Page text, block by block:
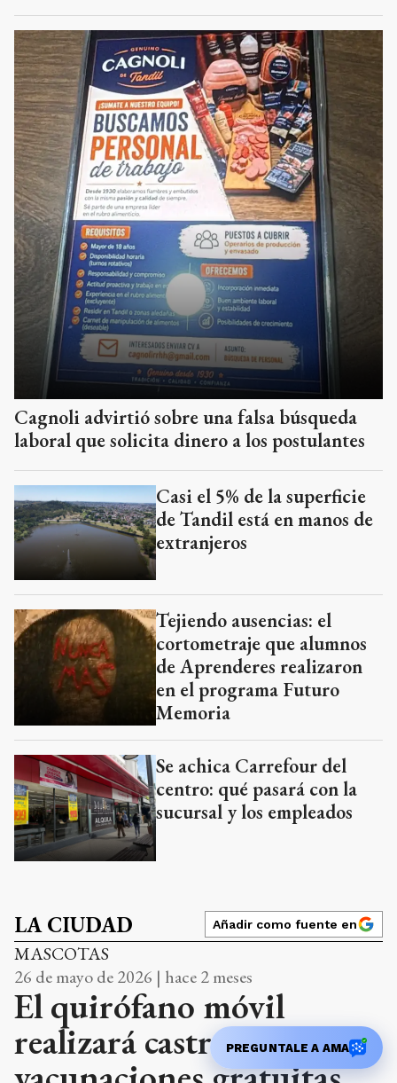
Cagnoli advirtió sobre una falsa búsqueda
laboral que solicita dinero a los postulantes
Casi el 5% de la superficie
de Tandil está en manos de
extranjeros
Tejiendo ausencias: el
cortometraje que alumnos
de Aprenderes realizaron
en el programa Futuro
Memoria
Se achica Carrefour del
centro: qué pasará con la
sucursal y los empleados
LA CIUDAD Añadir como fuente en
MASCOTAS
26 de mayo de 2026 | hace 2 meses
El quirófano móvil
realizará castraciones y
PREGUNTALE A AMA